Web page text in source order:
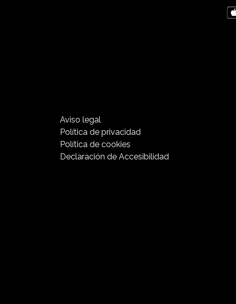
Aviso​ legal
Política de privacidad
Política de cookies
Declaración de Accesibilidad